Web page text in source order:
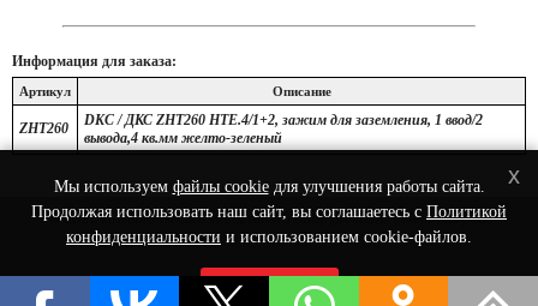
Мы используем файлы cookieдля улучшения работы сайта.
Продолжая использовать наш сайт, вы соглашаетесь с Политикой
конфиденциальности и использованием cookie-файлов.
Принять
x
Информация для заказа:
Артикул Описание
ZHT260
DKC / ДКС ZHT260 HTE.4/1+2, зажим для заземления, 1 ввод/2
вывода,4 кв.мм желто-зеленый
© 2022 Интернет-Магазин сетевого оборудования - Nets-Shop.ru.